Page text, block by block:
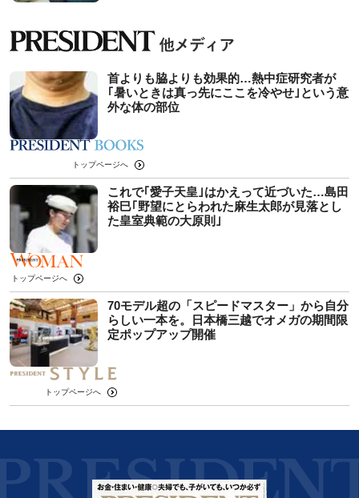
首よりも脇よりも効果的…熱中症研究者が
｢暑いときは真っ先にここを冷やせ｣という意
外な体の部位
トップページへ
これで｢愛子天皇｣はかえって近づいた…島田
裕巳｢野望にとらわれた麻生太郎が見落とし
た皇室典範の大原則｣
トップページへ
70モデル超の「スピードマスター」から自分
らしい一本を。日本橋三越でオメガの期間限
定ポップアップ開催
トップページへ